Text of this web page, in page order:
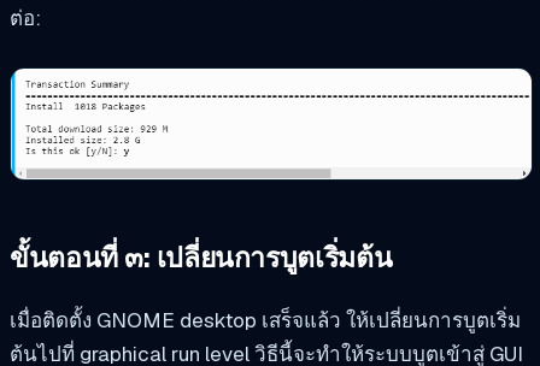
ต่อ:
ขั้นตอนที่ ๓: เปลี่ยนการบูตเริ่มต้น
เมื่อติดตั้ง GNOME desktop เสร็จแล้ว ให้เปลี่ยนการบูตเริ่ม
ต้นไปที่ graphical run level วิธีนี้จะทำให้ระบบบูตเข้าสู่ GUI